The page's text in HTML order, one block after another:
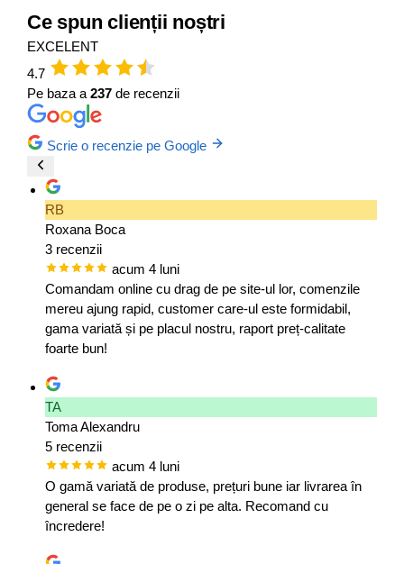
Ce spun clienții noștri
EXCELENT
4.7
Pe baza a 237 de recenzii
Scrie o recenzie pe Google
RB
Roxana Boca
3 recenzii
acum 4 luni
Comandam online cu drag de pe site-ul lor, comenzile
mereu ajung rapid, customer care-ul este formidabil,
gama variată și pe placul nostru, raport preț-calitate
foarte bun!
TA
Toma Alexandru
5 recenzii
acum 4 luni
O gamă variată de produse, prețuri bune iar livrarea în
general se face de pe o zi pe alta. Recomand cu
încredere!